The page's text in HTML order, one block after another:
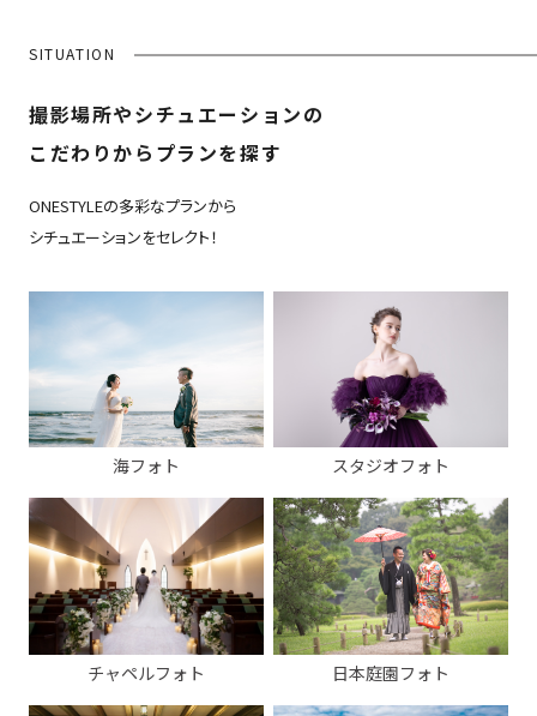
SITUATION
撮影場所やシチュエーションの
こだわりからプランを探す
ONESTYLEの多彩なプランから
シチュエーションをセレクト！
海フォト スタジオフォト
チャペルフォト 日本庭園フォト